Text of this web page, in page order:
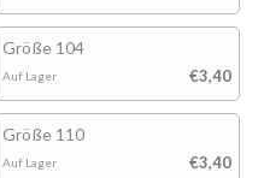
Größe 104
€3,40
Auf Lager
Größe 110
€3,40
Auf Lager